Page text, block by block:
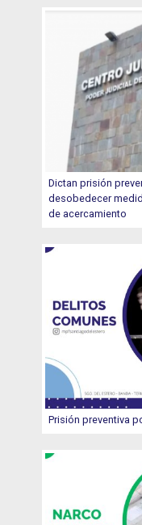
Dictan prisión
desobedecer
de acercamiento
Prisión preventiva